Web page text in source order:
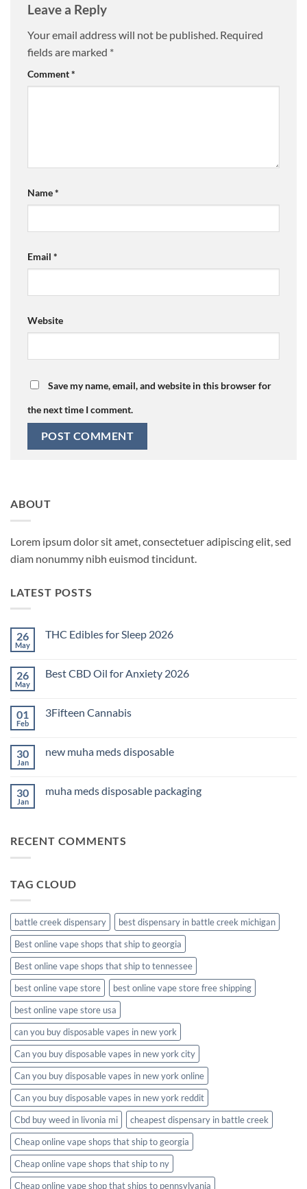
Leave a Reply
Your email address will not be published. Required
fields are marked *
Comment*
Name*
Email *
Website
Save my name, email, and website in this browser for
the next time I comment.
ABOUT
Lorem ipsum dolor sit amet, consectetuer adipiscing elit, sed
diam nonummy nibh euismod tincidunt.
LATEST POSTS
26
May
THC Edibles for Sleep 2026
THC
2026
26
May
Best CBD Oil for Anxiety 2026
Best
Anxiety
2026
01
Feb
3Fifteen Cannabis
3Fifteen
30
Jan
new muha meds disposable
new
30
Jan
muha meds disposable packaging
meds
RECENT COMMENTS
TAG CLOUD
battle creek dispensary
best dispensary in battle creek michigan
Best online vape shops that ship to georgia
Best online vape shops that ship to tennessee
best online vape store
best online vape store free shipping
best online vape store usa
can you buy disposable vapes in new york
Can you buy disposable vapes in new york city
Can you buy disposable vapes in new york online
Can you buy disposable vapes in new york reddit
Cbd buy weed in livonia mi
cheapest dispensary in battle creek
Cheap online vape shops that ship to georgia
Cheap online vape shops that ship to ny
Cheap online vape shop that ships to pennsylvania